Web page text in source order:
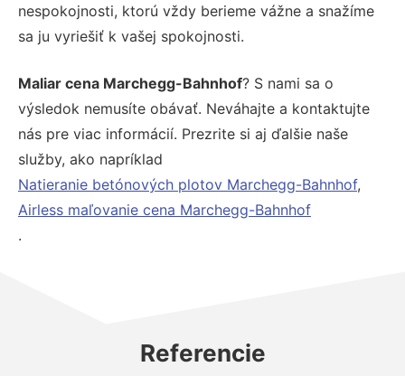
nespokojnosti, ktorú vždy berieme vážne a snažíme
sa ju vyriešiť k vašej spokojnosti.
Maliar cena Marchegg-Bahnhof? S nami sa o
výsledok nemusíte obávať. Neváhajte a kontaktujte
nás pre viac informácií. Prezrite si aj ďalšie naše
služby, ako napríklad
Natieranie betónových plotov Marchegg-Bahnhof,
Airless maľovanie cena Marchegg-Bahnhof
.
Referencie